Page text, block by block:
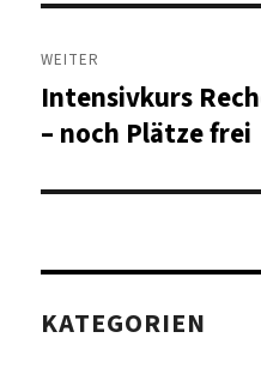
WEITER
Nächster
Beitrag:
Intensivkurs
– noch Plätze frei
KATEGORIEN